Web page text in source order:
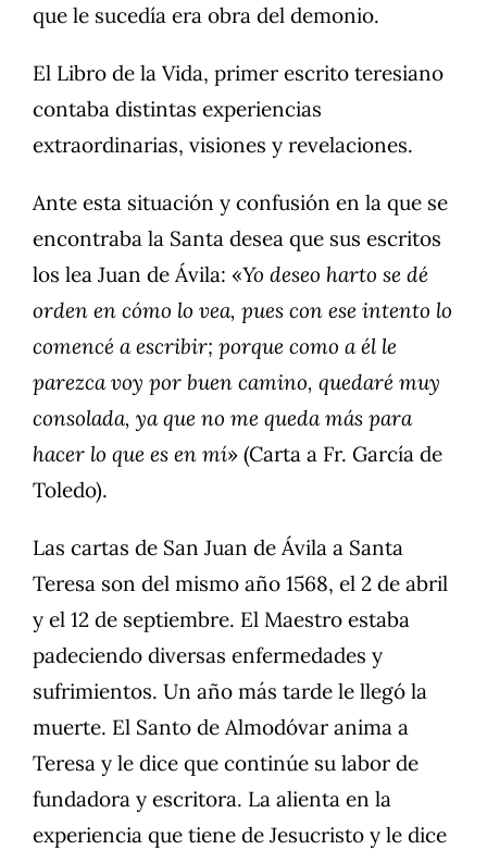
que le sucedía era obra del demonio.
El Libro de la Vida, primer escrito teresiano
contaba distintas experiencias
extraordinarias, visiones y revelaciones.
Ante esta situación y confusión en la que se
encontraba la Santa desea que sus escritos
los lea Juan de Ávila: «Yo deseo harto se dé
orden en cómo lo vea, pues con ese intento lo
comencé a escribir; porque como a él le
parezca voy por buen camino, quedaré muy
consolada, ya que no me queda más para
hacer lo que es en mí» (Carta a Fr. García de
Toledo).
Las cartas de San Juan de Ávila a Santa
Teresa son del mismo año 1568, el 2 de abril
y el 12 de septiembre. El Maestro estaba
padeciendo diversas enfermedades y
sufrimientos. Un año más tarde le llegó la
muerte. El Santo de Almodóvar anima a
Teresa y le dice que continúe su labor de
fundadora y escritora. La alienta en la
experiencia que tiene de Jesucristo y le dice